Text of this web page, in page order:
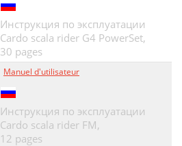
Инструкция по эксплуатации
Cardo scala rider G4 PowerSet,
30 pages
Manuel d'utilisateur
Инструкция по эксплуатации
Cardo scala rider FM,
12 pages